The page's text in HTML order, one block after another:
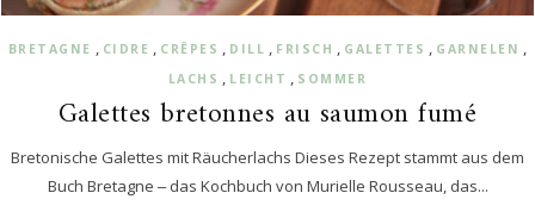
BRETAGNE , CIDRE , CRÊPES , DILL , FRISCH , GALETTES , GARNELEN ,
LACHS , LEICHT , SOMMER
Galettes bretonnes au saumon fumé
Bretonische Galettes mit Räucherlachs Dieses Rezept stammt aus dem
Buch Bretagne ‒ das Kochbuch von Murielle Rousseau, das...